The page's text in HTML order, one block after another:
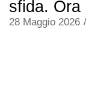
sfida. Ora
28 Maggio 2026 /